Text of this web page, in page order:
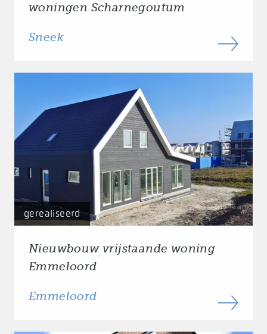
woningen Scharnegoutum
Sneek
gerealiseerd
Nieuwbouw vrijstaande woning
Emmeloord
Emmeloord